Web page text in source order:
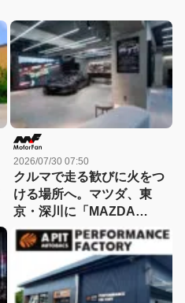
2026/07/30 07:50
クルマで走る歓びに火をつ
ける場所へ。マツダ、東
京・深川に「MAZDA
HERITAGE SPACE
FUKAGAWA」を開設